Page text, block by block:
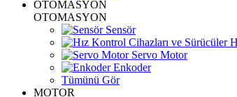
OTOMASYON
OTOMASYON
Sensör
Servo Motor
Enkoder
Tümünü Gör
MOTOR